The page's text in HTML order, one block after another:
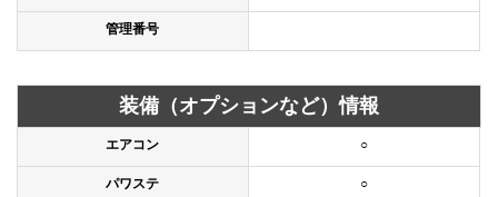
管理番号
装備（オプションなど）情報
エアコン ○
パワステ ○